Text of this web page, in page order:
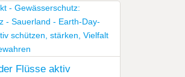
Flüsse aktiv